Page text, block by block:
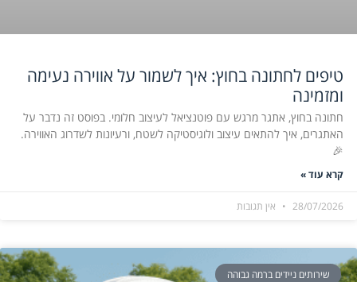
טיפים לחתונה בחוץ: איך לשמור על אווירה נעימה
ומזמינה
חתונה בחוץ, אתגר מרגש עם פוטנציאל לעיצוב חלומי. בפוסט זה נדבר על
האתגרים, איך להתאים עיצוב ולוגיסטיקה לשטח, ורעיונות לשדרוג האווירה.
🎉
קרא עוד »
28/07/2026 אין תגובות
שירותים ניידים ברמה גבוהה